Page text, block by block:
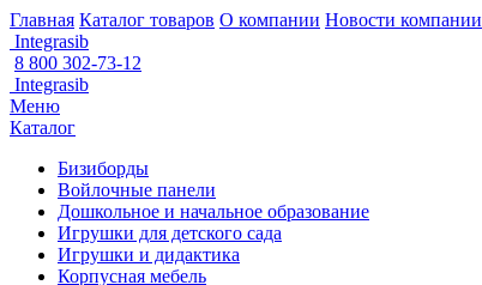
Главная Каталог товаров О компании Новости компании
Integrasib
8 800 302-73-12
Integrasib
Меню
Каталог
Бизиборды
Войлочные панели
Дошкольное и начальное образование
Игрушки для детского сада
Игрушки и дидактика
Корпусная мебель